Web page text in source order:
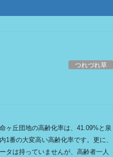
つれづれ草
ヶ丘団地の高齢化率は、41.09%と泉
1番の大変高い高齢化率です。更に、
タは持っていませんが、高齢者一人